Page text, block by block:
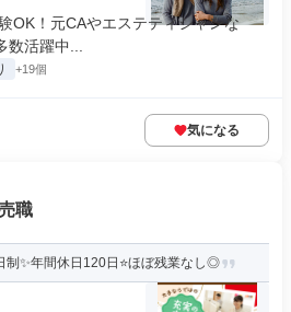
OK！元CAやエステティシャンな
活躍中...
+19個
気になる
職
✨年間休日120日⭐ほぼ残業なし◎